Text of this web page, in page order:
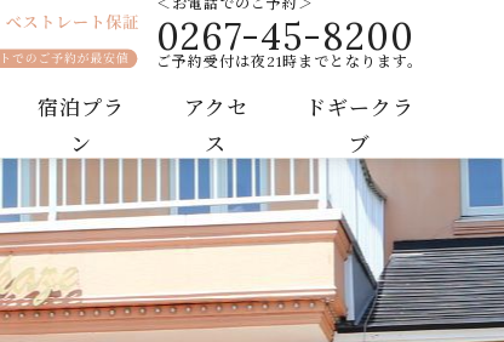
0267-45-8200
ご予約受付は夜21時までとなります。
宿泊プラ
ン
アクセ
ス
ドギークラ
ブ